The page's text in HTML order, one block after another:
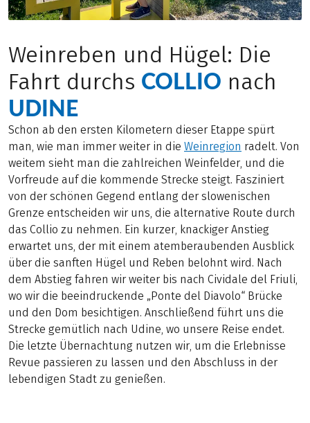
Weinreben und Hügel: Die
Fahrt durchs COLLIO nach
UDINE
Schon ab den ersten Kilometern dieser Etappe spürt
man, wie man immer weiter in die Weinregion radelt. Von
weitem sieht man die zahlreichen Weinfelder, und die
Vorfreude auf die kommende Strecke steigt. Fasziniert
von der schönen Gegend entlang der slowenischen
Grenze entscheiden wir uns, die alternative Route durch
das Collio zu nehmen. Ein kurzer, knackiger Anstieg
erwartet uns, der mit einem atemberaubenden Ausblick
über die sanften Hügel und Reben belohnt wird. Nach
dem Abstieg fahren wir weiter bis nach Cividale del Friuli,
wo wir die beeindruckende „Ponte del Diavolo“ Brücke
und den Dom besichtigen. Anschließend führt uns die
Strecke gemütlich nach Udine, wo unsere Reise endet.
Die letzte Übernachtung nutzen wir, um die Erlebnisse
Revue passieren zu lassen und den Abschluss in der
lebendigen Stadt zu genießen.